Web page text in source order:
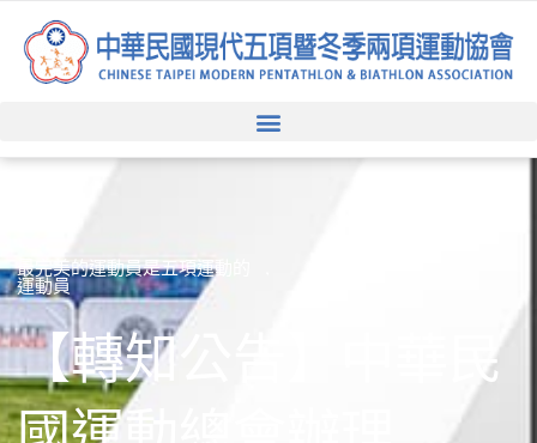
最完美的運動員是五項運動的
運動員
【轉知公告】中華民